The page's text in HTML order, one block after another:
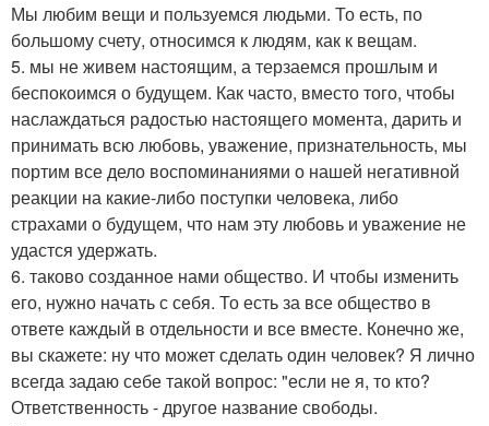
Мы любим вещи и пользуемся людьми. То есть, по
большому счету, относимся к людям, как к вещам.
5. мы не живем настоящим, а терзаемся прошлым и
беспокоимся о будущем. Как часто, вместо того, чтобы
наслаждаться радостью настоящего момента, дарить и
принимать всю любовь, уважение, признательность, мы
портим все дело воспоминаниями о нашей негативной
реакции на какие-либо поступки человека, либо
страхами о будущем, что нам эту любовь и уважение не
удастся удержать.
6. таково созданное нами общество. И чтобы изменить
его, нужно начать с себя. То есть за все общество в
ответе каждый в отдельности и все вместе. Конечно же,
вы скажете: ну что может сделать один человек? Я лично
всегда задаю себе такой вопрос: "если не я, то кто?
Ответственность - другое название свободы.